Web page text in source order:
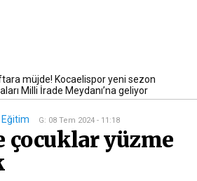
müjde! Kocaelispor yeni sezon
Milli İrade Meydanı’na geliyor
Eğitim G: 08 Tem 2024 - 11:18
çocuklar yüzme